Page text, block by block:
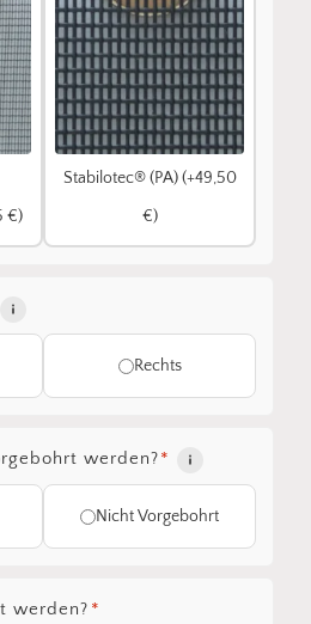
€)
Stabilotec® (PA) (+49,50
€)
Rechts
werden?*
Nicht Vorgebohrt
werden? *